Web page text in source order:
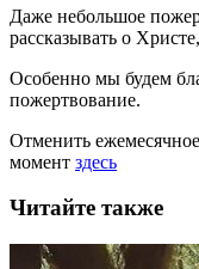
Даже небольшое
рассказывать о
Особенно мы будем
пожертвование.
Отменить
момент здесь
Читайте также